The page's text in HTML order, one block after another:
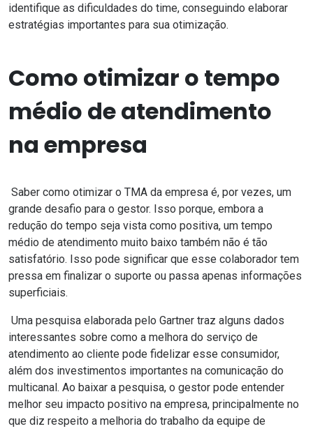
identifique as dificuldades do time, conseguindo elaborar
estratégias importantes para sua otimização.
Como otimizar o tempo
médio de atendimento
na empresa
Saber como otimizar o TMA da empresa é, por vezes, um
grande desafio para o gestor. Isso porque, embora a
redução do tempo seja vista como positiva, um tempo
médio de atendimento muito baixo também não é tão
satisfatório. Isso pode significar que esse colaborador tem
pressa em finalizar o suporte ou passa apenas informações
superficiais.
Uma pesquisa elaborada pelo Gartner traz alguns dados
interessantes sobre como a melhora do serviço de
atendimento ao cliente pode fidelizar esse consumidor,
além dos investimentos importantes na comunicação do
multicanal. Ao baixar a pesquisa, o gestor pode entender
melhor seu impacto positivo na empresa, principalmente no
que diz respeito a melhoria do trabalho da equipe de